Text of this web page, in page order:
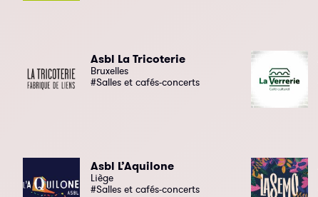
Asbl La Tricoterie
Bruxelles
#Salles et cafés-concerts
Asbl L’Aquilone
Liège
#Salles et cafés-concerts